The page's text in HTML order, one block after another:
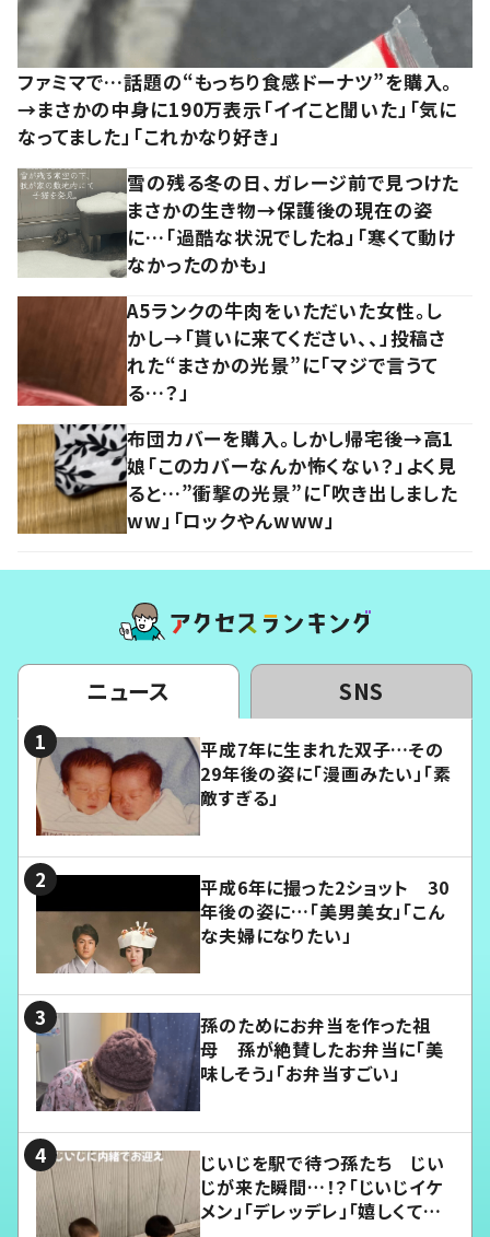
ファミマで…話題の“もっちり食感ドーナツ”を購入。
→まさかの中身に190万表示「イイこと聞いた」「気に
なってました」「これかなり好き」
雪の残る冬の日、ガレージ前で見つけた
まさかの生き物→保護後の現在の姿
に…「過酷な状況でしたね」「寒くて動け
なかったのかも」
A5ランクの牛肉をいただいた女性。し
かし→「貰いに来てください、、」投稿さ
れた“まさかの光景”に「マジで言うて
る…？」
布団カバーを購入。しかし帰宅後→高1
娘「このカバーなんか怖くない？」よく見
ると…”衝撃の光景”に「吹き出しました
ww」「ロックやんwww」
ニュース SNS
平成7年に生まれた双子…その
29年後の姿に「漫画みたい」「素
敵すぎる」
平成6年に撮った2ショット 30
年後の姿に…「美男美女」「こん
な夫婦になりたい」
孫のためにお弁当を作った祖
母 孫が絶賛したお弁当に「美
味しそう」「お弁当すごい」
じいじを駅で待つ孫たち じい
じが来た瞬間…！？「じいじイケ
メン」「デレッデレ」「嬉しくて可